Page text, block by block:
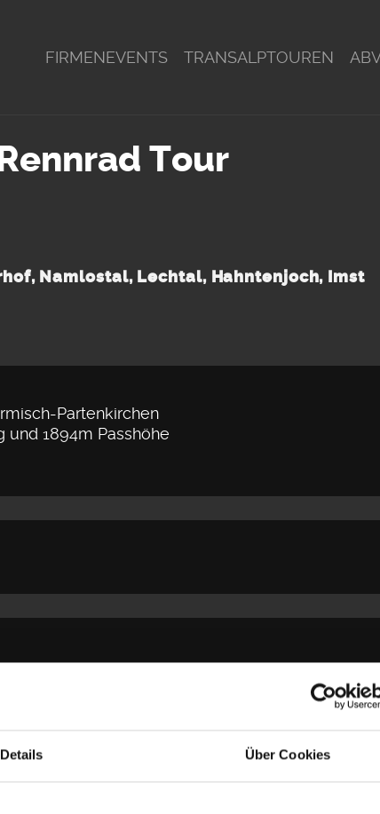
Details Über Cookies
FIRMENEVENTS TRANSALPTOUREN
Tour
Namlostal, Lechtal, Hahntenjoch, Imst
Partenkirchen
und 1894m Passhöhe
in den Dolomiten bewundert werden können,
Besseren belehrt.
bereits am ersten Tag eine geniale Tour fahren,